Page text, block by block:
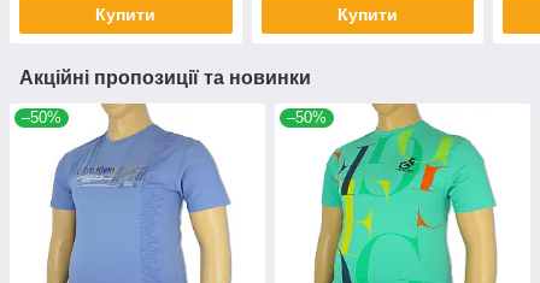
Купити Купити
Акційні пропозиції та новинки
–50% –50%